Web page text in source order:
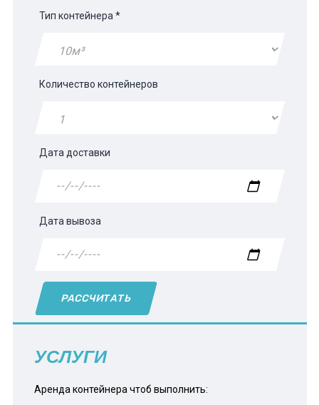
Тип контейнера*
Количество контейнеров
Дата доставки
Дата вывоза
РАССЧИТАТЬ
УСЛУГИ
Аренда контейнера чтоб выполнить: